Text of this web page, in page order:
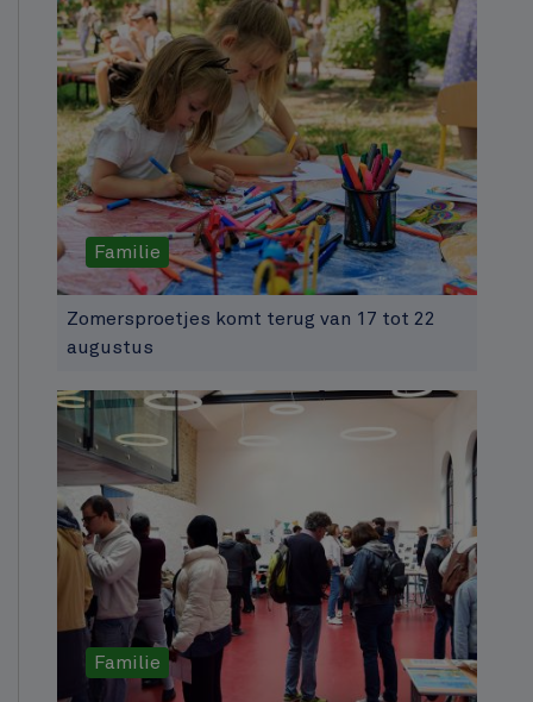
Familie
Zomersproetjes komt terug van 17 tot 22
augustus
Familie